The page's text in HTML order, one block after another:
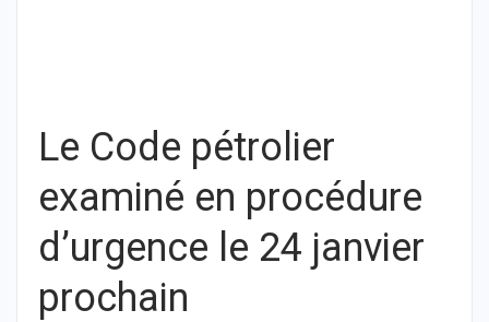
Le Code pétrolier
examiné en procédure
d’urgence le 24 janvier
prochain